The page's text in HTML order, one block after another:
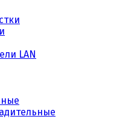
LAN